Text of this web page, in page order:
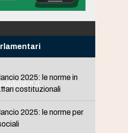
2025: le norme in
costituzionali
2025: le norme per